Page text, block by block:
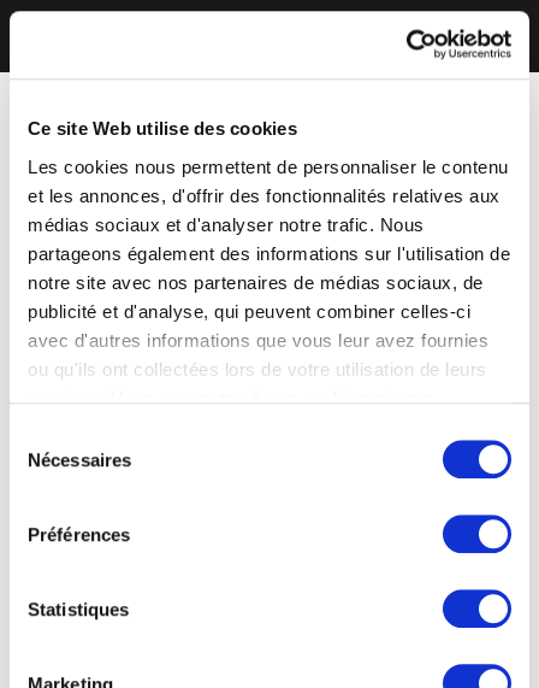
Ce site Web utilise des cookies
Les cookies nous permettent de personnaliser le contenu
et les annonces, d'offrir des fonctionnalités relatives aux
médias sociaux et d'analyser notre trafic. Nous
partageons également des informations sur l'utilisation de
notre site avec nos partenaires de médias sociaux, de
publicité et d'analyse, qui peuvent combiner celles-ci
avec d'autres informations que vous leur avez fournies
ou qu'ils ont collectées lors de votre utilisation de leurs
Nécessaires
Préférences
Statistiques
Marketing